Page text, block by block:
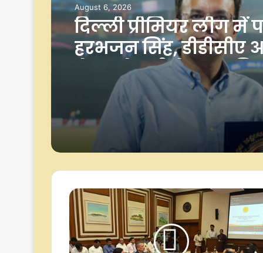
August 6, 2026
दिल्ली प्रीमियर लीग में
हरभजन सिंह, डीडीसीए
रोहन जेटली ने